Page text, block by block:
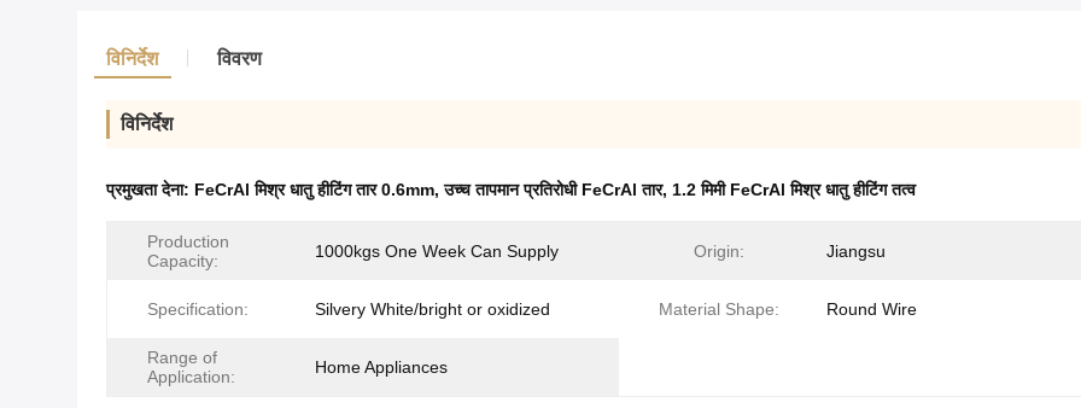
विनिर्देश विवरण
विनिर्देश
प्रमुखता देना: FeCrAl मिश्र धातु हीटिंग तार 0.6mm,उच्च तापमान प्रतिरोधी FeCrAl तार, 1.2 मिमी FeCrAl मिश्र धातु हीटिंग तत्व
Production
Capacity:
1000kgs One Week Can Supply Origin: Jiangsu
Specification: Silvery White/bright or oxidized Material Shape: Round Wire
Range of
Application:
Home Appliances